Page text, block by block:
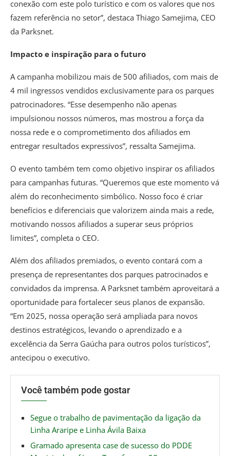
conexão com este polo turístico e com os valores que nos
fazem referência no setor”, destaca Thiago Samejima, CEO
da Parksnet.
Impacto e inspiração para o futuro
A campanha mobilizou mais de 500 afiliados, com mais de
4 mil ingressos vendidos exclusivamente para os parques
patrocinadores. “Esse desempenho não apenas
impulsionou nossos números, mas mostrou a força da
nossa rede e o comprometimento dos afiliados em
entregar resultados expressivos”, ressalta Samejima.
O evento também tem como objetivo inspirar os afiliados
para campanhas futuras. “Queremos que este momento vá
além do reconhecimento simbólico. Nosso foco é criar
benefícios e diferenciais que valorizem ainda mais a rede,
motivando nossos afiliados a superar seus próprios
limites”, completa o CEO.
Além dos afiliados premiados, o evento contará com a
presença de representantes dos parques patrocinados e
convidados da imprensa. A Parksnet também aproveitará a
oportunidade para fortalecer seus planos de expansão.
“Em 2025, nossa operação será ampliada para novos
destinos estratégicos, levando o aprendizado e a
excelência da Serra Gaúcha para outros polos turísticos”,
antecipou o executivo.
Você também pode gostar
Segue o trabalho de pavimentação da ligação da
Linha Araripe e Linha Ávila Baixa
Gramado apresenta case de sucesso do PDDE